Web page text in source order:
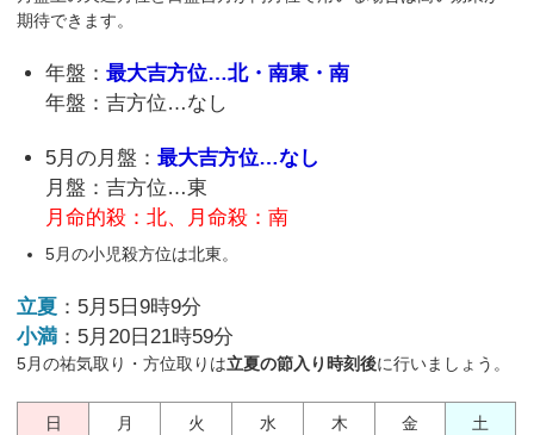
期待できます。
年盤：最大吉方位…北・南東・南
年盤：吉方位…なし
5月の月盤：最大吉方位…なし
月盤：吉方位…東
月命的殺：北、月命殺：南
5月の小児殺方位は北東。
立夏 ：5月5日9時9分
小満 ：5月20日21時59分
5月の祐気取り・方位取りは立夏の節入り時刻後に行いましょう。
日 月 火 水 木 金 土